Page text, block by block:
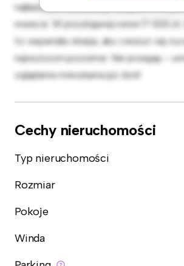
najlepszych restauracji, sklepów i
mieście. W przystępnej cenie 17 000
to wspaniała okazja, aby cieszyć się
najwyższym poziomie. Nie przegap –
oglądanie mieszkania już dziś!
Cechy nieruchomości
Typ nieruchomości
Rozmiar
Pokoje
Winda